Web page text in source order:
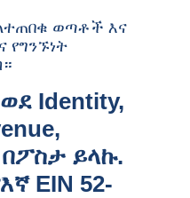
ወጣቶች እና
የግንኙነት
Identity,
በፖስታ ይላኩ.
EIN 52-